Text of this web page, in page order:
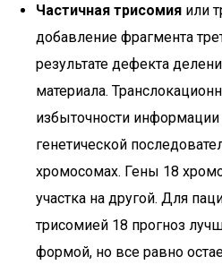
Частичная трисомия или
добавление фрагмента
результате дефекта
материала.
избыточности
генетической
хромосомах. Гены 18
участка на другой. Для
трисомией 18 прогноз
формой, но все равно